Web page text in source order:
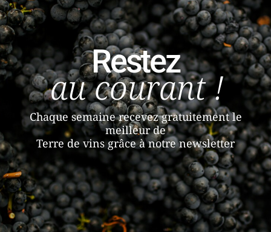
Restez
au courant !
Chaque semaine recevez gratuitement le
meilleur de
Terre de vins grâce à notre newsletter